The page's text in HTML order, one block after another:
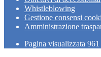
Whistleblowing
Gestione consensi
Amministrazione
Pagina visualizzata 961